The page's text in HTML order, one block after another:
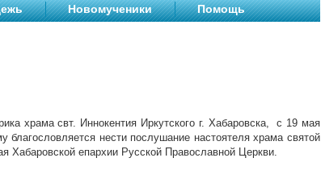
Новомученики Помощь
храма свт. Иннокентия Иркутского г. Хабаровска, с 19 мая
нести послушание настоятеля храма святой
Хабаровской епархии Русской Православной Церкви.